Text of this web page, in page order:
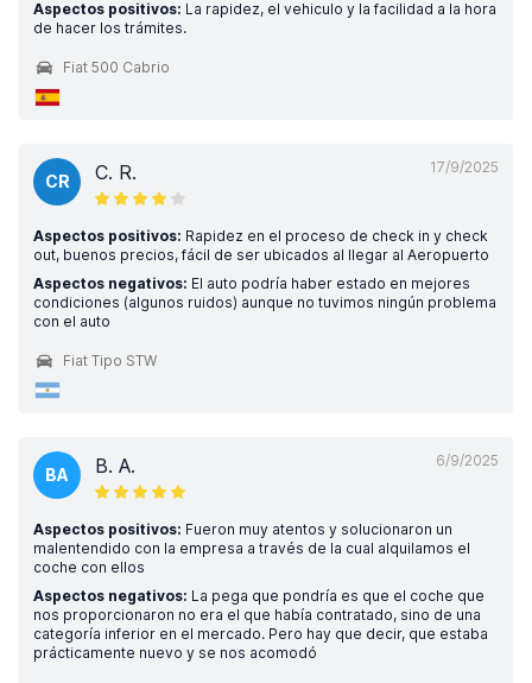
Aspectos positivos: La rapidez, el vehiculo y la facilidad a la hora
de hacer los trámites.
Fiat 500 Cabrio
17/9/2025
CR C. R.
Aspectos positivos: Rapidez en el proceso de check in y check
out, buenos precios, fácil de ser ubicados al llegar al Aeropuerto
Aspectos negativos: El auto podría haber estado en mejores
condiciones (algunos ruidos) aunque no tuvimos ningún problema
con el auto
Fiat Tipo STW
6/9/2025
BA B. A.
Aspectos positivos: Fueron muy atentos y solucionaron un
malentendido con la empresa a través de la cual alquilamos el
coche con ellos
Aspectos negativos: La pega que pondría es que el coche que
nos proporcionaron no era el que había contratado, sino de una
categoría inferior en el mercado. Pero hay que decir, que estaba
prácticamente nuevo y se nos acomodó